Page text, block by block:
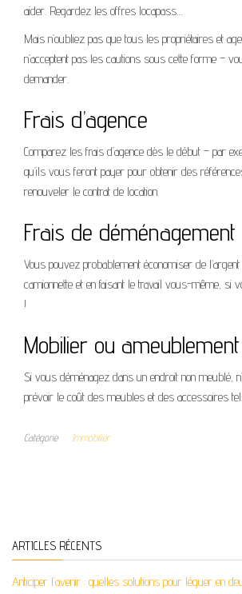
aider. Regardez les offres locapass…
Mais n’oubliez pas que tous les propriétaires et
n’acceptent pas les cautions sous cette forme –
demander.
Frais d’agence
Comparez les frais d’agence dès le début – par
qu’ils vous feront payer pour obtenir des
renouveler le contrat de location.
Frais de déménagement
Vous pouvez probablement économiser de
camionnette et en faisant le travail vous-même, si
!
Mobilier ou ameublement
Si vous déménagez dans un endroit non meublé,
prévoir le coût des meubles et des accessoires
Catégorie Immobilier
ARTICLES RÉCENTS
Anticiper l’avenir : quelles solutions pour léguer en